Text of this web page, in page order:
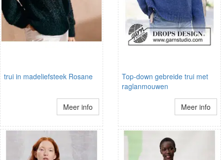
trui in madeliefsteek Rosane
Meer info
Top-down gebreide trui met
raglanmouwen
Meer info